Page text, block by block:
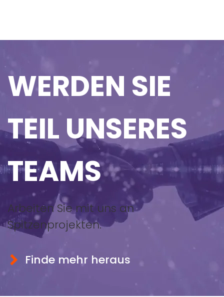
WERDEN SIE
TEIL UNSERES
TEAMS
Arbeiten Sie mit uns an
Spitzenprojekten.
Finde mehr heraus